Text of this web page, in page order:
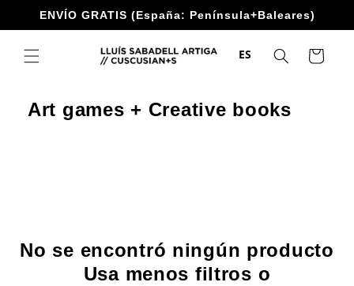
directamente
al contenido
ENVÍO GRATIS (España: Península+Baleares)
ES Carrito
Art games + Creative books
No se encontró ningún producto
Usa menos filtros o